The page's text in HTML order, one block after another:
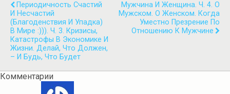
Периодичность Счастий
И Несчастий
(благоденствия И Упадка)
В Мире :))). Ч. 3. Кризисы,
Катастрофы В Экономике И
Жизни. Делай, Что Должен,
– И Будь, Что Будет
Мужчина И Женщина. Ч. 4. О
Мужском. О Женском. Когда
Уместно Презрение По
Отношению К Мужчине
Комментарии